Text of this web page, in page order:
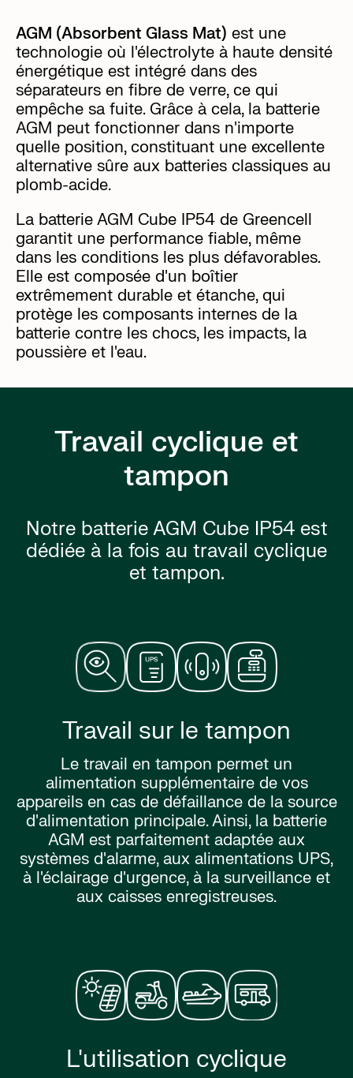
AGM (Absorbent Glass Mat) est une
technologie où l'électrolyte à haute densité
énergétique est intégré dans des
séparateurs en fibre de verre, ce qui
empêche sa fuite. Grâce à cela, la batterie
AGM peut fonctionner dans n'importe
quelle position, constituant une excellente
alternative sûre aux batteries classiques au
plomb-acide.
La batterie AGM Cube IP54 de Greencell
garantit une performance fiable, même
dans les conditions les plus défavorables.
Elle est composée d'un boîtier
extrêmement durable et étanche, qui
protège les composants internes de la
batterie contre les chocs, les impacts, la
poussière et l'eau.
Travail cyclique et
tampon
Notre batterie AGM Cube IP54 est
dédiée à la fois au travail cyclique
et tampon.
Travail sur le tampon
Le travail en tampon permet un
alimentation supplémentaire de vos
appareils en cas de défaillance de la source
d'alimentation principale. Ainsi, la batterie
AGM est parfaitement adaptée aux
systèmes d'alarme, aux alimentations UPS,
à l'éclairage d'urgence, à la surveillance et
aux caisses enregistreuses.
L'utilisation cyclique